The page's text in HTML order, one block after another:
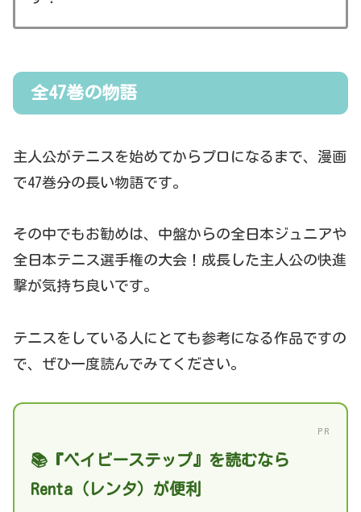
全47巻の物語
主人公がテニスを始めてからプロになるまで、漫画
で47巻分の長い物語です。
その中でもお勧めは、中盤からの全日本ジュニアや
全日本テニス選手権の大会！成長した主人公の快進
撃が気持ち良いです。
テニスをしている人にとても参考になる作品ですの
で、ぜひ一度読んでみてください。
PR
📚『ベイビーステップ』を読むなら
Renta（レンタ）が便利